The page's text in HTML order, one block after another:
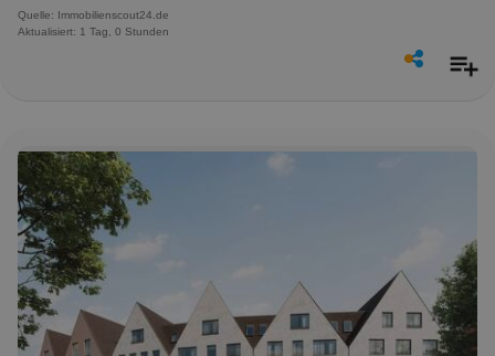
Quelle: Immobilienscout24.de
Aktualisiert: 1 Tag, 0 Stunden